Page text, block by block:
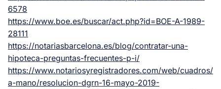
6578
https://www.boe.es/buscar/act.php?id=BOE-A-1989-
28111
https://notariasbarcelona.es/blog/contratar-una-
hipoteca-preguntas-frecuentes-p-i/
https://www.notariosyregistradores.com/web/cuadros/
a-mano/resolucion-dgrn-16-mayo-2019-